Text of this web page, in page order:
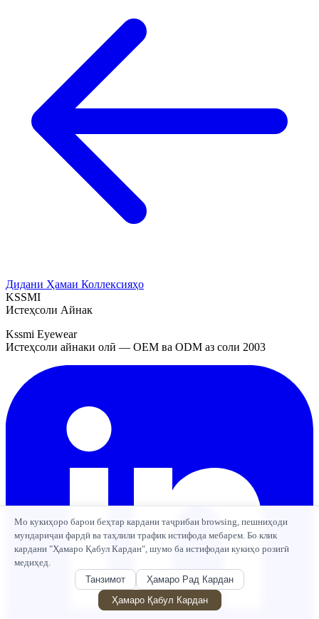
Дидани Ҳамаи Коллексияҳо
KSSMI
Истеҳсоли Айнак
Kssmi Eyewear
Истеҳсоли айнаки олӣ — OEM ва ODM аз соли 2003
Мо кукиҳоро барои беҳтар кардани таҷрибаи browsing, пешниҳоди
мундариҷаи фардӣ ва таҳлили трафик истифода мебарем. Бо клик
кардани "Ҳамаро Қабул Кардан", шумо ба истифодаи кукиҳо розигӣ
медиҳед.
Танзимот
Ҳамаро Рад Кардан
Ҳамаро Қабул Кардан